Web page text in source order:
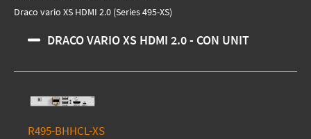
Draco vario XS HDMI 2.0 (Series 495-XS)
DRACO VARIO XS HDMI 2.0 - CON UNIT
R495-BHHCL-XS